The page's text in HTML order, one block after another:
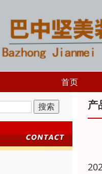
首页
产